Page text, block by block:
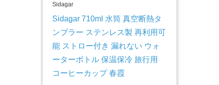
Sidagar
Sidagar 710ml 水筒 真空断熱タ
ンブラー ステンレス製 再利用可
能 ストロー付き 漏れない ウォ
ーターボトル 保温保冷 旅行用
コーヒーカップ 春霞